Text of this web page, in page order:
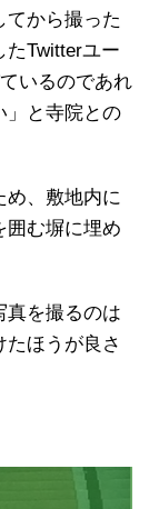
てから撮った
たTwitterユー
いるのであれ
」と寺院との
め、敷地内に
囲む塀に埋め
真を撮るのは
ほうが良さ